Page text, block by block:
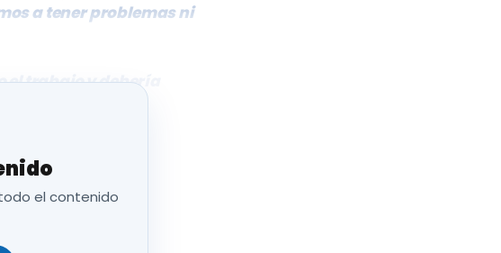
a tener problemas ni
el trabajo y debería
y la industria.
el contenido